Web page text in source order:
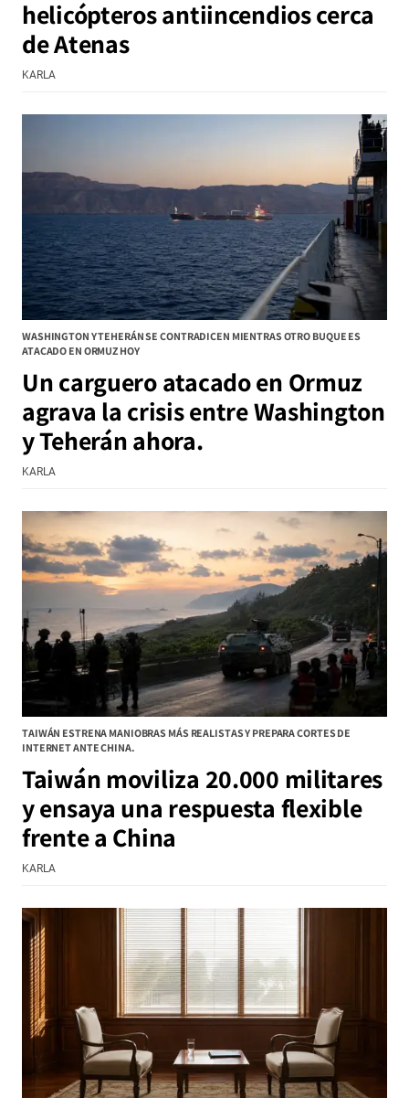
helicópteros antiincendios cerca
de Atenas
KARLA
WASHINGTON Y TEHERÁN SE CONTRADICEN MIENTRAS OTRO BUQUE ES
ATACADO EN ORMUZ HOY
Un carguero atacado en Ormuz
agrava la crisis entre Washington
y Teherán ahora.
KARLA
TAIWÁN ESTRENA MANIOBRAS MÁS REALISTAS Y PREPARA CORTES DE
INTERNET ANTE CHINA.
Taiwán moviliza 20.000 militares
y ensaya una respuesta flexible
frente a China
KARLA